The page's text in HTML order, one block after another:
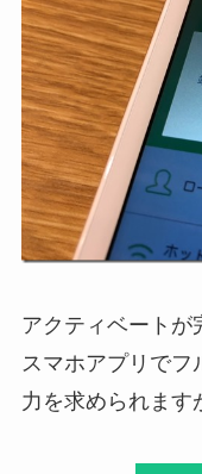
アクティベートが
スマホアプリでフ
力を求められます